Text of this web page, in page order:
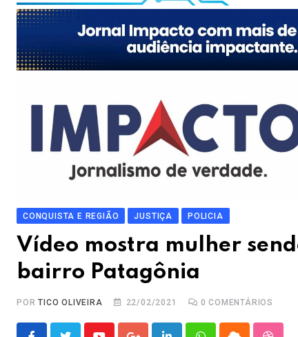
CONQUISTA E REGIÃO JUSTIÇA POLICIA
Vídeo mostra mulher
bairro Patagônia
PORTICO OLIVEIRA 22/02/2021 0 COMENTÁRIOS